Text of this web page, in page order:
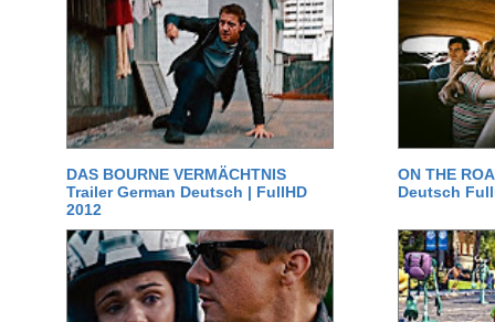
DAS BOURNE VERMÄCHTNIS
Trailer German Deutsch | FullHD
2012
ON THE
Deutsch